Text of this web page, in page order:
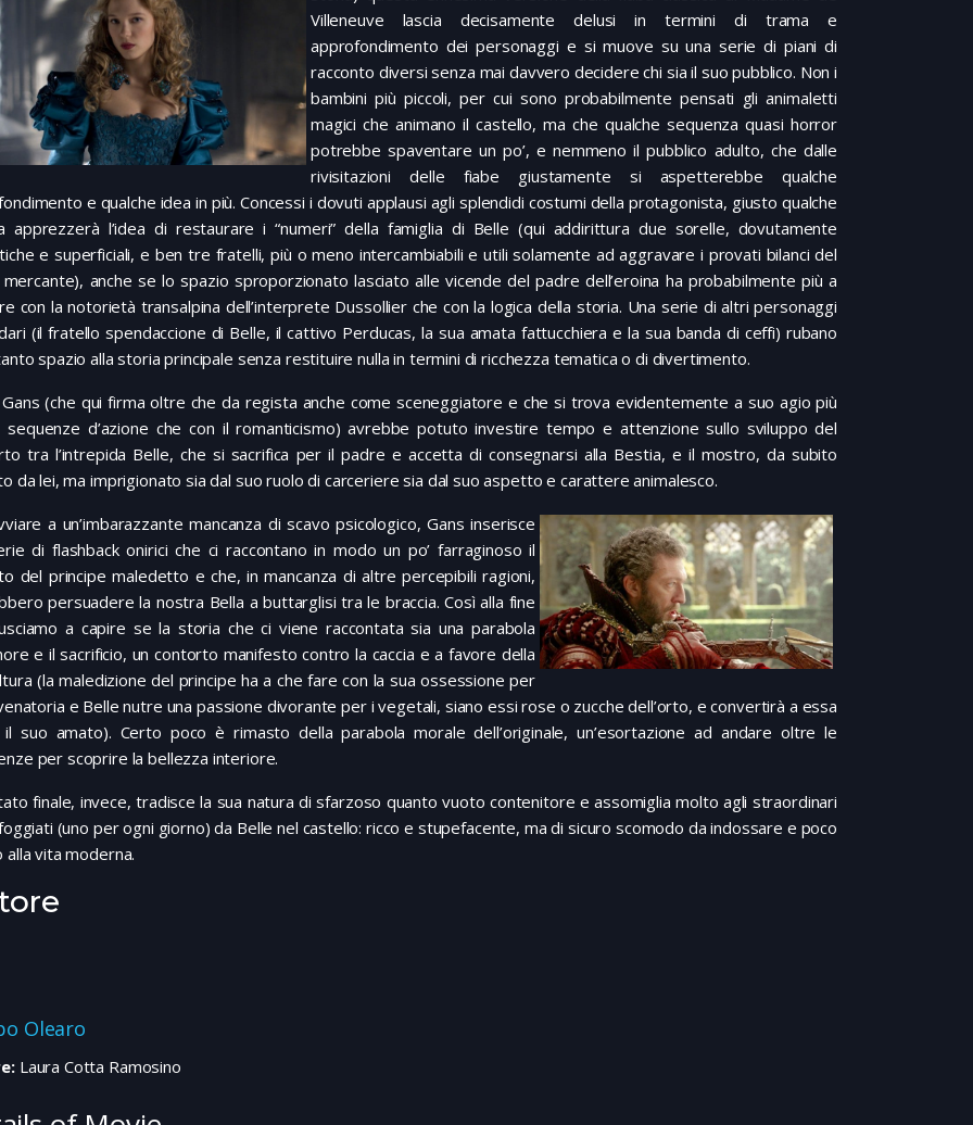
Villeneuve lascia decisamente delusi in termini di trama e
approfondimento dei personaggi e si muove su una serie di piani di
racconto diversi senza mai davvero decidere chi sia il suo pubblico. Non i
bambini più piccoli, per cui sono probabilmente pensati gli animaletti
magici che animano il castello, ma che qualche sequenza quasi horror
potrebbe spaventare un po’, e nemmeno il pubblico adulto, che dalle
rivisitazioni delle fiabe giustamente si aspetterebbe qualche
e qualche idea in più. Concessi i dovuti applausi agli splendidi costumi della protagonista, giusto qualche
apprezzerà l’idea di restaurare i “numeri” della famiglia di Belle (qui addirittura due sorelle, dovutamente
e superficiali, e ben tre fratelli, più o meno intercambiabili e utili solamente ad aggravare i provati bilanci del
anche se lo spazio sproporzionato lasciato alle vicende del padre dell’eroina ha probabilmente più a
con la notorietà transalpina dell’interprete Dussollier che con la logica della storia. Una serie di altri personaggi
(il fratello spendaccione di Belle, il cattivo Perducas, la sua amata fattucchiera e la sua banda di ceffi) rubano
spazio alla storia principale senza restituire nulla in termini di ricchezza tematica o di divertimento.
(che qui firma oltre che da regista anche come sceneggiatore e che si trova evidentemente a suo agio più
sequenze d’azione che con il romanticismo) avrebbe potuto investire tempo e attenzione sullo sviluppo del
tra l’intrepida Belle, che si sacrifica per il padre e accetta di consegnarsi alla Bestia, e il mostro, da subito
da lei, ma imprigionato sia dal suo ruolo di carceriere sia dal suo aspetto e carattere animalesco.
a un’imbarazzante mancanza di scavo psicologico, Gans inserisce
di flashback onirici che ci raccontano in modo un po’ farraginoso il
del principe maledetto e che, in mancanza di altre percepibili ragioni,
persuadere la nostra Bella a buttarglisi tra le braccia. Così alla fine
a capire se la storia che ci viene raccontata sia una parabola
e il sacrificio, un contorto manifesto contro la caccia e a favore della
(la maledizione del principe ha a che fare con la sua ossessione per
e Belle nutre una passione divorante per i vegetali, siano essi rose o zucche dell’orto, e convertirà a essa
il suo amato). Certo poco è rimasto della parabola morale dell’originale, un’esortazione ad andare oltre le
per scoprire la bellezza interiore.
finale, invece, tradisce la sua natura di sfarzoso quanto vuoto contenitore e assomiglia molto agli straordinari
(uno per ogni giorno) da Belle nel castello: ricco e stupefacente, ma di sicuro scomodo da indossare e poco
vita moderna.
Olearo
Laura Cotta Ramosino